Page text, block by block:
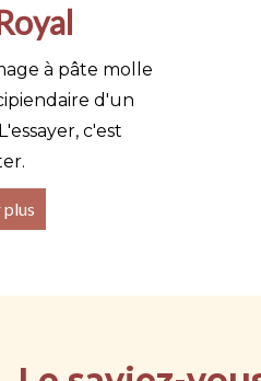
à pâte molle
d'un
c'est
plus